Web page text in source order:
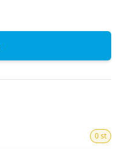
0 st